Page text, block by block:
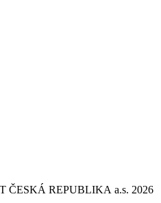
ČESKÁ REPUBLIKA a.s. 2026